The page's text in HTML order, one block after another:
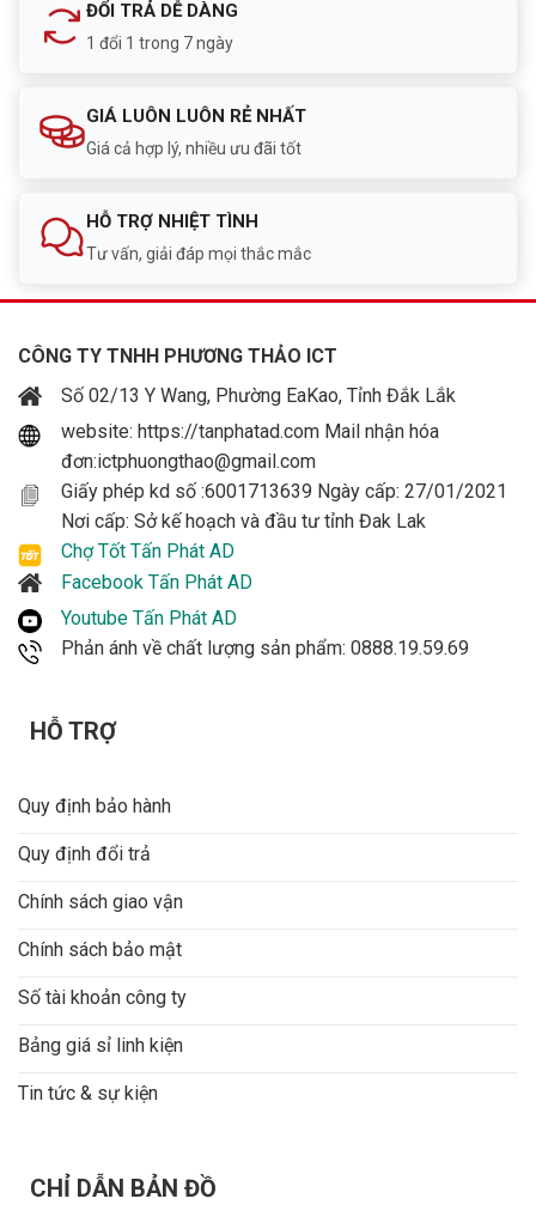
ĐỔI TRẢ DỄ DÀNG
1 đổi 1 trong 7 ngày
GIÁ LUÔN LUÔN RẺ NHẤT
Giá cả hợp lý, nhiều ưu đãi tốt
HỖ TRỢ NHIỆT TÌNH
Tư vấn, giải đáp mọi thắc mắc
CÔNG TY TNHH PHƯƠNG THẢO ICT
Số 02/13 Y Wang, Phường EaKao, Tỉnh Đắk Lắk
website: https://tanphatad.com Mail nhận hóa
đơn:ictphuongthao@gmail.com
Giấy phép kd số :6001713639 Ngày cấp: 27/01/2021
Nơi cấp: Sở kế hoạch và đầu tư tỉnh Đak Lak
Chợ Tốt Tấn Phát AD
Facebook Tấn Phát AD
Youtube Tấn Phát AD
Phản ánh về chất lượng sản phẩm: 0888.19.59.69
HỖ TRỢ
Quy định bảo hành
Quy định đổi trả
Chính sách giao vận
Chính sách bảo mật
Số tài khoản công ty
Bảng giá sỉ linh kiện
Tin tức & sự kiện
CHỈ DẪN BẢN ĐỒ